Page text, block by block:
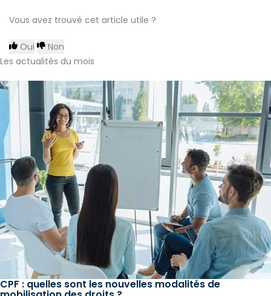
Vous avez trouvé cet article utile ?
Oui
Non
Les actualités du mois
CPF : quelles sont les nouvelles modalités de